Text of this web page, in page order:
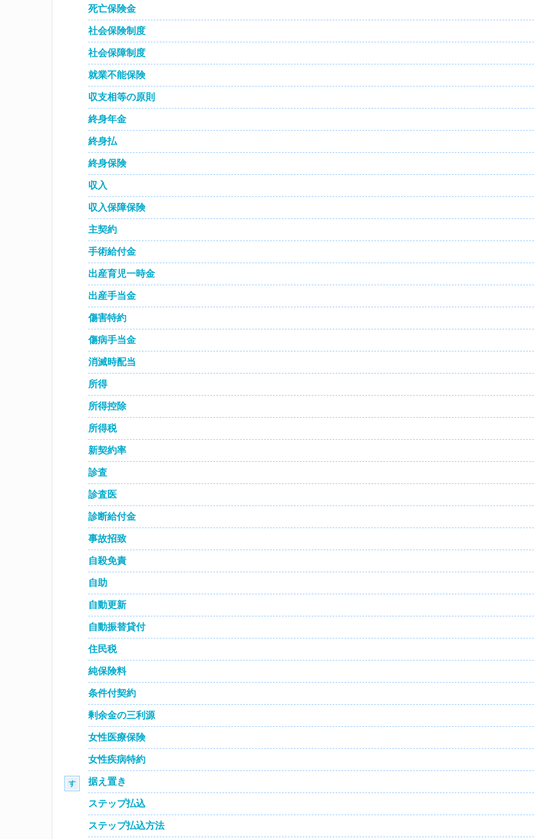
死亡保険金
社会保険制度
社会保障制度
就業不能保険
収支相等の原則
終身年金
終身払
終身保険
収入
収入保障保険
主契約
手術給付金
出産育児一時金
出産手当金
傷害特約
傷病手当金
消滅時配当
所得
所得控除
所得税
新契約率
診査
診査医
診断給付金
事故招致
自殺免責
自助
自動更新
自動振替貸付
住民税
純保険料
条件付契約
剰余金の三利源
女性医療保険
女性疾病特約
す 据え置き
ステップ払込
ステップ払込方法